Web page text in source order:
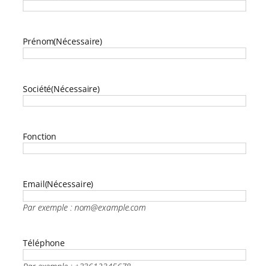
Prénom(Nécessaire)
Société(Nécessaire)
Fonction
Email(Nécessaire)
Par exemple : nom@example.com
Téléphone